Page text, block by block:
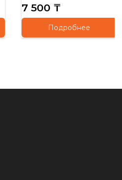
7 500 ₸
Подробнее